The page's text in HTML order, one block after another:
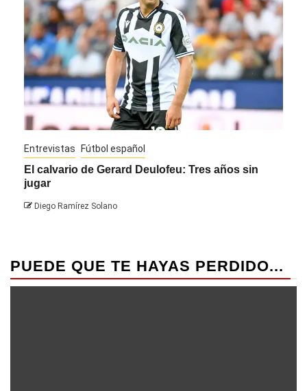
Entrevistas Fútbol español
El calvario de Gerard Deulofeu: Tres años sin
jugar
Diego Ramírez Solano
PUEDE QUE TE HAYAS PERDIDO...